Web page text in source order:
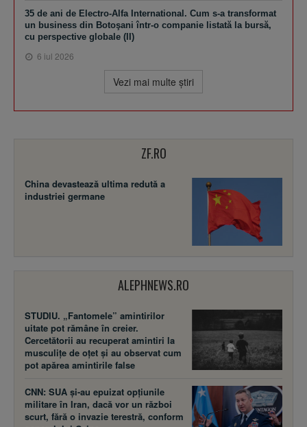
35 de ani de Electro-Alfa International. Cum s-a transformat
un business din Botoşani într-o companie listată la bursă,
cu perspective globale (II)
6 iul 2026
Vezi mai multe ştiri
ZF.RO
China devastează ultima redută a
industriei germane
ALEPHNEWS.RO
STUDIU. „Fantomele” amintirilor
uitate pot rămâne în creier.
Cercetătorii au recuperat amintiri la
musculițe de oțet și au observat cum
pot apărea amintirile false
CNN: SUA şi-au epuizat opțiunile
militare în Iran, dacă vor un război
scurt, fără o invazie terestră, conform